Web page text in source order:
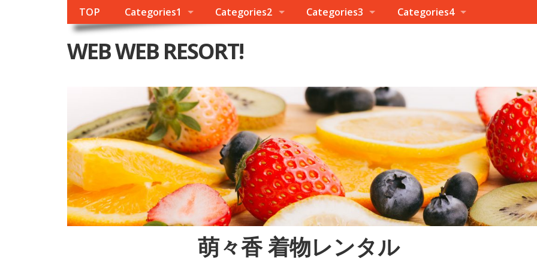
TOP Categories1 Categories2 Categories3 Categories4
WEB WEB RESORT!
萌々香 着物レンタル